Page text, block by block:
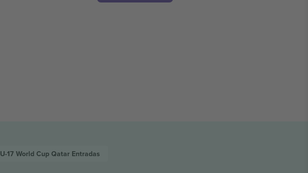
U-17 World Cup Qatar Entradas